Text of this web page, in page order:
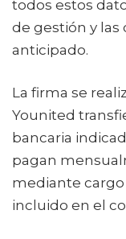
todos estos
de gestión y
anticipado.
La firma se
Younited
bancaria
pagan
mediante
incluido en el